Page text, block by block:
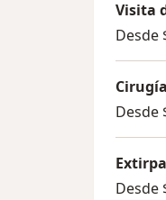
Visita
Desde
Desde
Desde